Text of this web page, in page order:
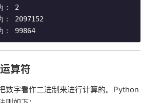
： 2
2097152
算符
数字看作二进制来进行计算的。Python